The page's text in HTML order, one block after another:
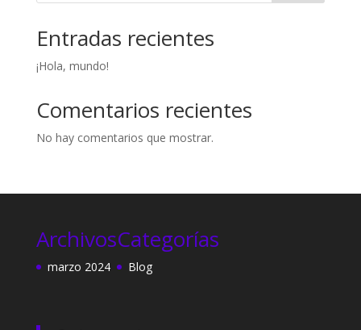
Entradas recientes
¡Hola, mundo!
Comentarios recientes
No hay comentarios que mostrar.
Archivos
marzo 2024
Categorías
Blog